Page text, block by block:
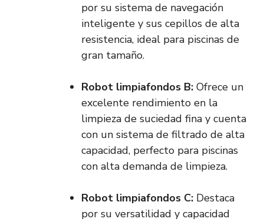
por su sistema de navegación
inteligente y sus cepillos de alta
resistencia, ideal para piscinas de
gran tamaño.
Robot limpiafondos B: Ofrece un
excelente rendimiento en la
limpieza de suciedad fina y cuenta
con un sistema de filtrado de alta
capacidad, perfecto para piscinas
con alta demanda de limpieza.
Robot limpiafondos C: Destaca
por su versatilidad y capacidad